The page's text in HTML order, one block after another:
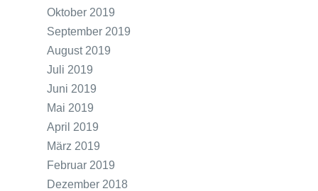
Oktober 2019
September 2019
August 2019
Juli 2019
Juni 2019
Mai 2019
April 2019
März 2019
Februar 2019
Dezember 2018